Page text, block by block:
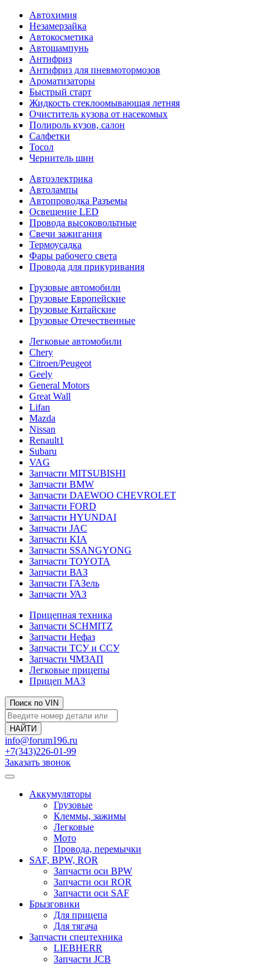
Автохимия
Незамерзайка
Автокосметика
Автошампунь
Антифриз
Антифриз для пневмотормозов
Ароматизаторы
Быстрый старт
Жидкость стеклоомывающая летняя
Очиститель кузова от насекомых
Полироль кузов, салон
Салфетки
Тосол
Чернитель шин
Автоэлектрика
Автолампы
Автопроводка Разъемы
Освещение LED
Провода высоковольтные
Свечи зажигания
Термоусадка
Фары рабочего света
Провода для прикуривания
Грузовые автомобили
Грузовые Европейские
Грузовые Китайские
Грузовые Отечественные
Легковые автомобили
Chery
Citroen/Peugeot
Geely
General Motors
Great Wall
Lifan
Mazda
Nissan
Renault1
Subaru
VAG
Запчасти MITSUBISHI
Запчасти BMW
Запчасти DAEWOO CHEVROLET
Запчасти FORD
Запчасти HYUNDAI
Запчасти JAC
Запчасти KIA
Запчасти SSANGYONG
Запчасти TOYOTA
Запчасти ВАЗ
Запчасти ГАЗель
Запчасти УАЗ
Прицепная техника
Запчасти SCHMITZ
Запчасти Нефаз
Запчасти ТСУ и ССУ
Запчасти ЧМЗАП
Легковые прицепы
Прицеп МАЗ
Поиск по VIN
info@forum196.ru
+7(343)226-01-99
Заказать звонок
Аккумуляторы
Грузовые
Клеммы, зажимы
Легковые
Мото
Провода, перемычки
SAF, BPW, ROR
Запчасти оси BPW
Запчасти оси ROR
Запчасти оси SAF
Брызговики
Для прицепа
Для тягача
Запчасти спецтехника
LIEBHERR
Запчасти JCB